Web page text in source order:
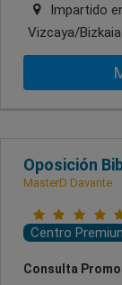
Impartido
Vizcaya/Bizkaia
Oposición
MasterD Davante
Centro
Consulta